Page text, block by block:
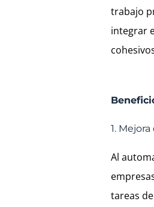
trabajo
integrar
1.
Al
tareas